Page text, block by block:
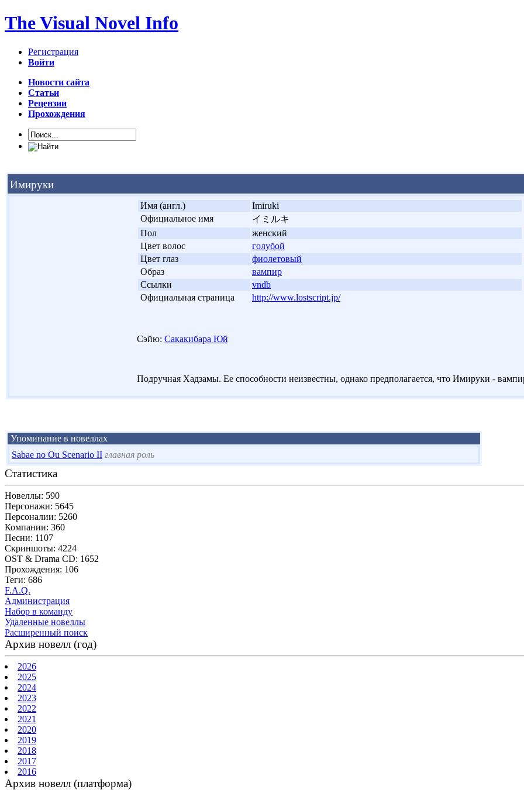
The Visual Novel Info
Регистрация
Войти
Новости сайта
Статьи
Рецензии
Прохождения
Имируки
Имя (англ.)
Imiruki
Официальное имя
イミルキ
Пол
женский
Цвет волос
голубой
Цвет глаз
фиолетовый
Образ
вампир
Ссылки
vndb
Официальная страница http://www.lostscript.jp/
Сэйю: Сакакибара Юй
Подручная Хадзамы. Ее способности неизвестны, однако предполагается, что Имируки -
Упоминание в новеллах
Sabae no Ou Scenario II главная роль
Статистика
Новеллы: 590
Персонажи: 5645
Персоналии: 5260
Компании: 360
Песни: 1107
Скриншоты: 4224
OST & Drama CD: 1652
Прохождения: 106
Теги: 686
F.A.Q.
Администрация
Набор в команду
Удаленные новеллы
Расширенный поиск
Архив новелл (год)
2026
2025
2024
2023
2022
2021
2020
2019
2018
2017
2016
Архив новелл (платформа)